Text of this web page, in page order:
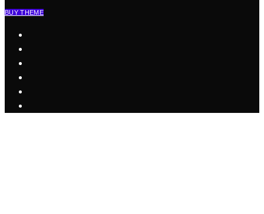
BUY THEME